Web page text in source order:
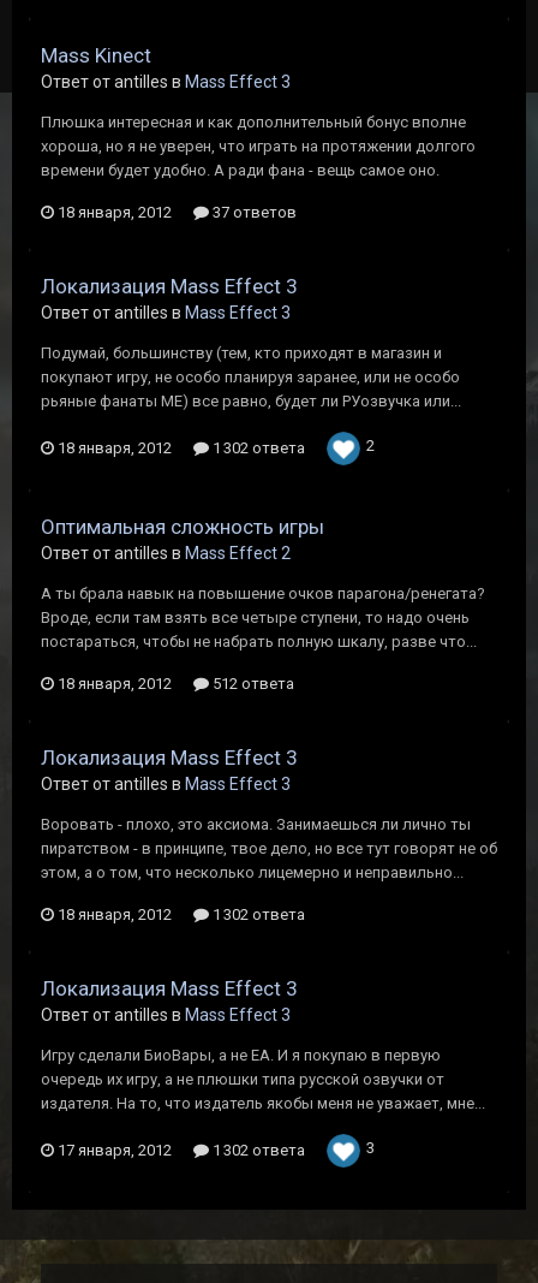
Mass Kinect
Ответ от antilles в Mass Effect 3
Плюшка интересная и как дополнительный бонус вполне
хороша, но я не уверен, что играть на протяжении долгого
времени будет удобно. А ради фана - вещь самое оно.
18 января, 2012 37 ответов
Локализация Mass Effect 3
Ответ от antilles в Mass Effect 3
Подумай, большинству (тем, кто приходят в магазин и
покупают игру, не особо планируя заранее, или не особо
рьяные фанаты МЕ) все равно, будет ли РУозвучка или...
18 января, 2012 1 302 ответа 2
Оптимальная сложность игры
Ответ от antilles в Mass Effect 2
А ты брала навык на повышение очков парагона/ренегата?
Вроде, если там взять все четыре ступени, то надо очень
постараться, чтобы не набрать полную шкалу, разве что...
18 января, 2012 512 ответа
Локализация Mass Effect 3
Ответ от antilles в Mass Effect 3
Воровать - плохо, это аксиома. Занимаешься ли лично ты
пиратством - в принципе, твое дело, но все тут говорят не об
этом, а о том, что несколько лицемерно и неправильно...
18 января, 2012 1 302 ответа
Локализация Mass Effect 3
Ответ от antilles в Mass Effect 3
Игру сделали БиоВары, а не ЕА. И я покупаю в первую
очередь их игру, а не плюшки типа русской озвучки от
издателя. На то, что издатель якобы меня не уважает, мне...
17 января, 2012 1 302 ответа 3